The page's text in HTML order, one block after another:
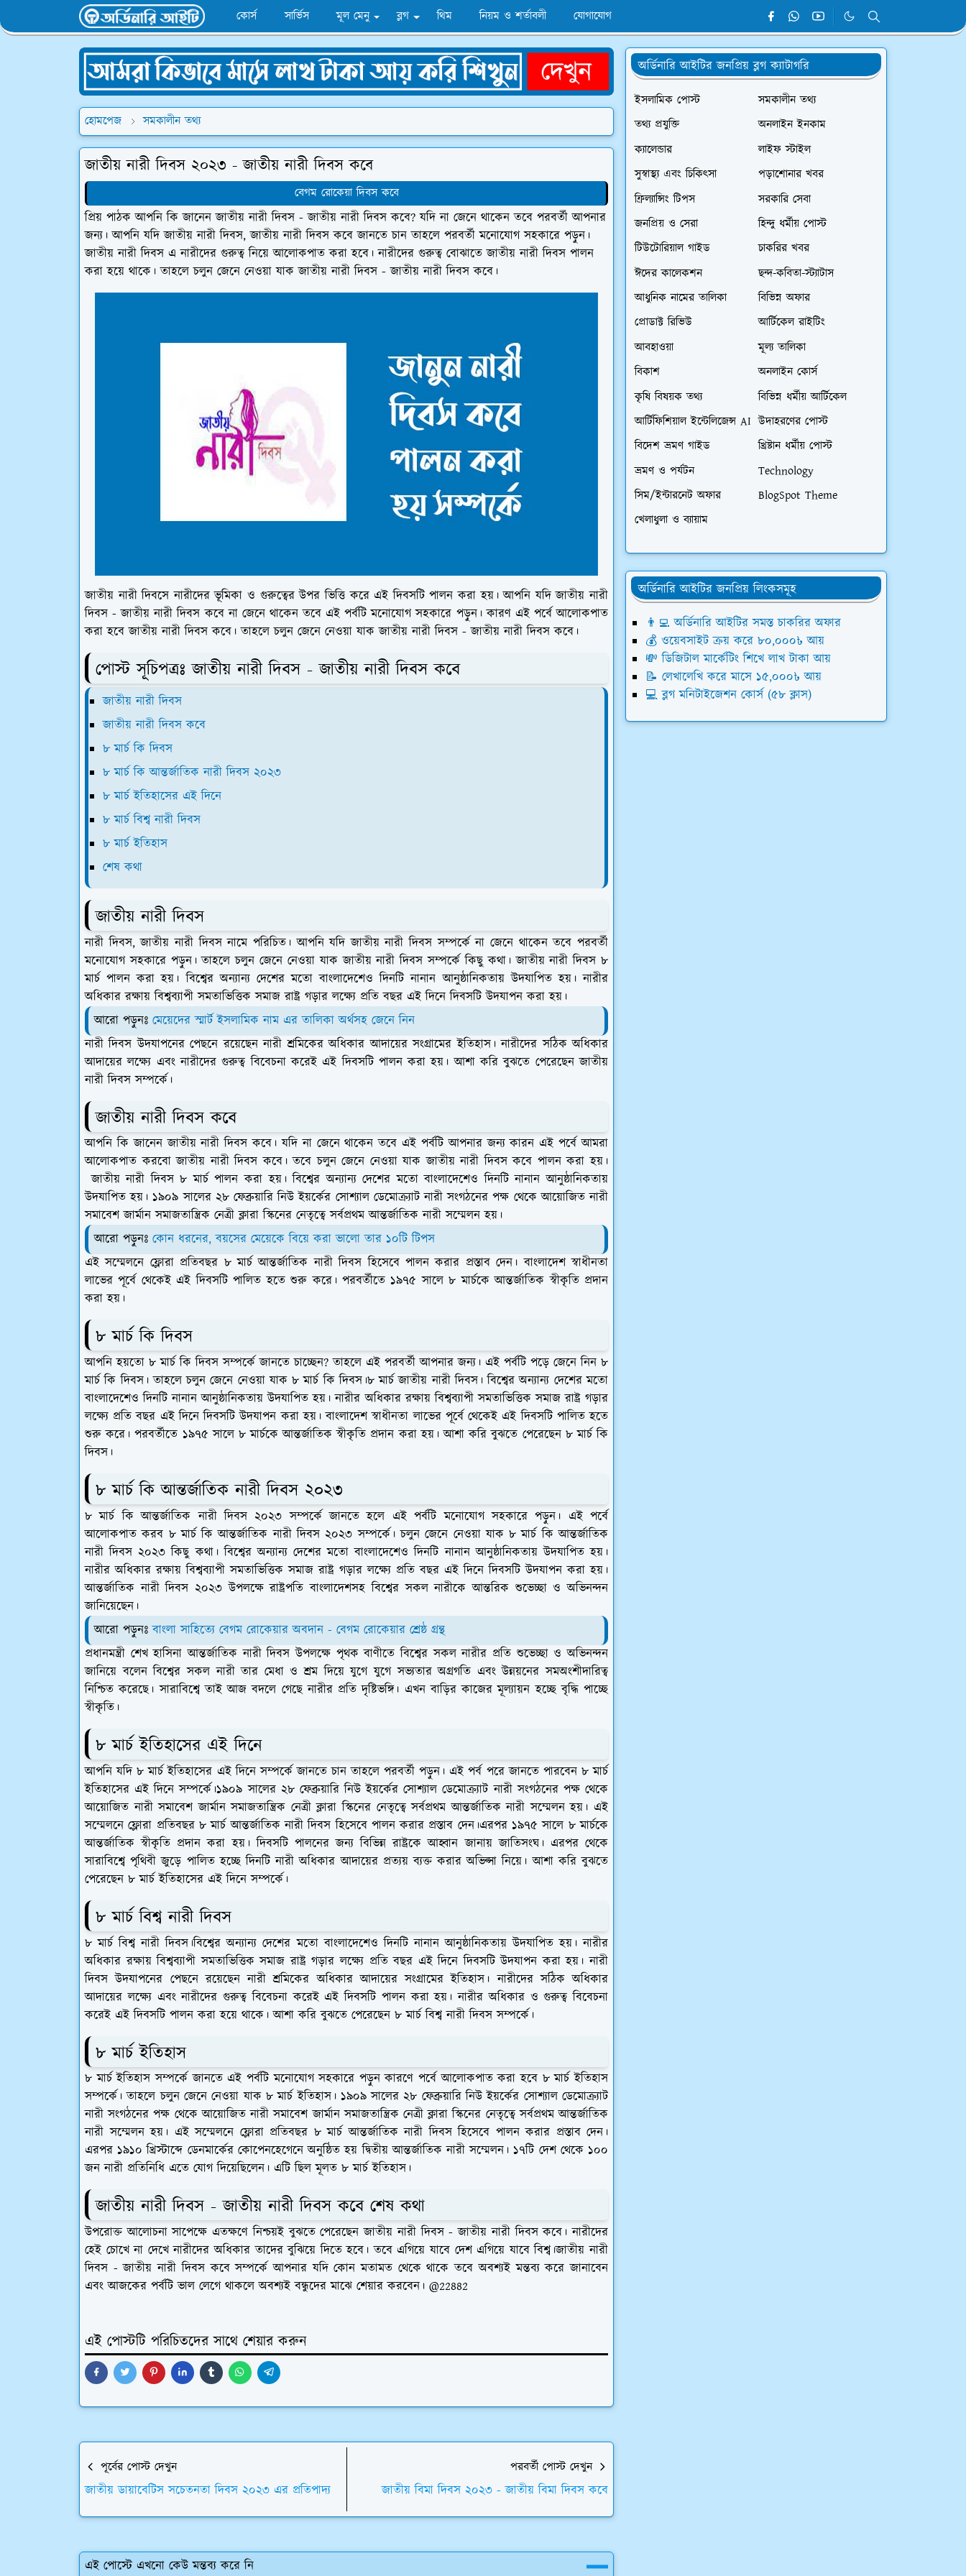
কোর্স সার্ভিস মূল মেনু ব্লগ থিম নিয়ম ও শর্তাবলী যোগাযোগ
হোমপেজ সমকালীন তথ্য
জাতীয় নারী দিবস ২০২৩ - জাতীয় নারী দিবস কবে
বেগম রোকেয়া দিবস কবে
প্রিয় পাঠক আপনি কি জানেন জাতীয় নারী দিবস - জাতীয় নারী দিবস কবে? যদি না জেনে থাকেন তবে পরবর্তী আপনার
জন্য। আপনি যদি জাতীয় নারী দিবস, জাতীয় নারী দিবস কবে জানতে চান তাহলে পরবর্তী মনোযোগ সহকারে পড়ুন।
জাতীয় নারী দিবস এ নারীদের গুরুত্ব নিয়ে আলোকপাত করা হবে। নারীদের গুরুত্ব বোঝাতে জাতীয় নারী দিবস পালন
করা হয়ে থাকে। তাহলে চলুন জেনে নেওয়া যাক জাতীয় নারী দিবস - জাতীয় নারী দিবস কবে।
জাতীয় নারী দিবসে নারীদের ভূমিকা ও গুরুত্বের উপর ভিত্তি করে এই দিবসটি পালন করা হয়। আপনি যদি জাতীয় নারী
দিবস - জাতীয় নারী দিবস কবে না জেনে থাকেন তবে এই পর্বটি মনোযোগ সহকারে পড়ুন। কারণ এই পর্বে আলোকপাত
করা হবে জাতীয় নারী দিবস কবে। তাহলে চলুন জেনে নেওয়া যাক জাতীয় নারী দিবস - জাতীয় নারী দিবস কবে।
পোস্ট সূচিপত্রঃ জাতীয় নারী দিবস - জাতীয় নারী দিবস কবে
জাতীয় নারী দিবস
জাতীয় নারী দিবস কবে
৮ মার্চ কি দিবস
৮ মার্চ কি আন্তর্জাতিক নারী দিবস ২০২৩
৮ মার্চ ইতিহাসের এই দিনে
৮ মার্চ বিশ্ব নারী দিবস
৮ মার্চ ইতিহাস
শেষ কথা
জাতীয় নারী দিবস
নারী দিবস, জাতীয় নারী দিবস নামে পরিচিত। আপনি যদি জাতীয় নারী দিবস সম্পর্কে না জেনে থাকেন তবে পরবর্তী
মনোযোগ সহকারে পড়ুন। তাহলে চলুন জেনে নেওয়া যাক জাতীয় নারী দিবস সম্পর্কে কিছু কথা। জাতীয় নারী দিবস ৮
মার্চ পালন করা হয়। বিশ্বের অন্যান্য দেশের মতো বাংলাদেশেও দিনটি নানান আনুষ্ঠানিকতায় উদযাপিত হয়। নারীর
অধিকার রক্ষায় বিশ্বব্যাপী সমতাভিত্তিক সমাজ রাষ্ট্র গড়ার লক্ষ্যে প্রতি বছর এই দিনে দিবসটি উদযাপন করা হয়।
আরো পড়ুনঃ মেয়েদের স্মার্ট ইসলামিক নাম এর তালিকা অর্থসহ জেনে নিন
নারী দিবস উদযাপনের পেছনে রয়েছেন নারী শ্রমিকের অধিকার আদায়ের সংগ্রামের ইতিহাস। নারীদের সঠিক অধিকার
আদায়ের লক্ষ্যে এবং নারীদের গুরুত্ব বিবেচনা করেই এই দিবসটি পালন করা হয়। আশা করি বুঝতে পেরেছেন জাতীয়
নারী দিবস সম্পর্কে।
জাতীয় নারী দিবস কবে
আপনি কি জানেন জাতীয় নারী দিবস কবে। যদি না জেনে থাকেন তবে এই পর্বটি আপনার জন্য কারন এই পর্বে আমরা
আলোকপাত করবো জাতীয় নারী দিবস কবে। তবে চলুন জেনে নেওয়া যাক জাতীয় নারী দিবস কবে পালন করা হয়।
জাতীয় নারী দিবস ৮ মার্চ পালন করা হয়। বিশ্বের অন্যান্য দেশের মতো বাংলাদেশেও দিনটি নানান আনুষ্ঠানিকতায়
উদযাপিত হয়। ১৯০৯ সালের ২৮ ফেব্রুয়ারি নিউ ইয়র্কের সোশ্যাল ডেমোক্র্যাট নারী সংগঠনের পক্ষ থেকে আয়োজিত নারী
সমাবেশ জার্মান সমাজতান্ত্রিক নেত্রী ক্লারা স্কিনের নেতৃত্বে সর্বপ্রথম আন্তর্জাতিক নারী সম্মেলন হয়।
আরো পড়ুনঃ কোন ধরনের, বয়সের মেয়েকে বিয়ে করা ভালো তার ১০টি টিপস
এই সম্মেলনে ফ্লোরা প্রতিবছর ৮ মার্চ আন্তর্জাতিক নারী দিবস হিসেবে পালন করার প্রস্তাব দেন। বাংলাদেশ স্বাধীনতা
লাভের পূর্বে থেকেই এই দিবসটি পালিত হতে শুরু করে। পরবর্তীতে ১৯৭৫ সালে ৮ মার্চকে আন্তর্জাতিক স্বীকৃতি প্রদান
করা হয়।
৮ মার্চ কি দিবস
আপনি হয়তো ৮ মার্চ কি দিবস সম্পর্কে জানতে চাচ্ছেন? তাহলে এই পরবর্তী আপনার জন্য। এই পর্বটি পড়ে জেনে নিন ৮
মার্চ কি দিবস। তাহলে চলুন জেনে নেওয়া যাক ৮ মার্চ কি দিবস।৮ মার্চ জাতীয় নারী দিবস। বিশ্বের অন্যান্য দেশের মতো
বাংলাদেশেও দিনটি নানান আনুষ্ঠানিকতায় উদযাপিত হয়। নারীর অধিকার রক্ষায় বিশ্বব্যাপী সমতাভিত্তিক সমাজ রাষ্ট্র গড়ার
লক্ষ্যে প্রতি বছর এই দিনে দিবসটি উদযাপন করা হয়। বাংলাদেশ স্বাধীনতা লাভের পূর্বে থেকেই এই দিবসটি পালিত হতে
শুরু করে। পরবর্তীতে ১৯৭৫ সালে ৮ মার্চকে আন্তর্জাতিক স্বীকৃতি প্রদান করা হয়। আশা করি বুঝতে পেরেছেন ৮ মার্চ কি
দিবস।
৮ মার্চ কি আন্তর্জাতিক নারী দিবস ২০২৩
৮ মার্চ কি আন্তর্জাতিক নারী দিবস ২০২৩ সম্পর্কে জানতে হলে এই পর্বটি মনোযোগ সহকারে পড়ুন। এই পর্বে
আলোকপাত করব ৮ মার্চ কি আন্তর্জাতিক নারী দিবস ২০২৩ সম্পর্কে। চলুন জেনে নেওয়া যাক ৮ মার্চ কি আন্তর্জাতিক
নারী দিবস ২০২৩ কিছু কথা। বিশ্বের অন্যান্য দেশের মতো বাংলাদেশেও দিনটি নানান আনুষ্ঠানিকতায় উদযাপিত হয়।
নারীর অধিকার রক্ষায় বিশ্বব্যাপী সমতাভিত্তিক সমাজ রাষ্ট্র গড়ার লক্ষ্যে প্রতি বছর এই দিনে দিবসটি উদযাপন করা হয়।
আন্তর্জাতিক নারী দিবস ২০২৩ উপলক্ষে রাষ্ট্রপতি বাংলাদেশসহ বিশ্বের সকল নারীকে আন্তরিক শুভেচ্ছা ও অভিনন্দন
জানিয়েছেন।
আরো পড়ুনঃবাংলা সাহিত্যে বেগম রোকেয়ার অবদান - বেগম রোকেয়ার শ্রেষ্ঠ গ্রন্থ
প্রধানমন্ত্রী শেখ হাসিনা আন্তর্জাতিক নারী দিবস উপলক্ষে পৃথক বাণীতে বিশ্বের সকল নারীর প্রতি শুভেচ্ছা ও অভিনন্দন
জানিয়ে বলেন বিশ্বের সকল নারী তার মেধা ও শ্রম দিয়ে যুগে যুগে সভ্যতার অগ্রগতি এবং উন্নয়নের সমঅংশীদারিত্ব
নিশ্চিত করেছে। সারাবিশ্বে তাই আজ বদলে গেছে নারীর প্রতি দৃষ্টিভঙ্গি। এখন বাড়ির কাজের মূল্যায়ন হচ্ছে বৃদ্ধি পাচ্ছে
স্বীকৃতি।
৮ মার্চ ইতিহাসের এই দিনে
আপনি যদি ৮ মার্চ ইতিহাসের এই দিনে সম্পর্কে জানতে চান তাহলে পরবর্তী পড়ুন। এই পর্ব পরে জানতে পারবেন ৮ মার্চ
ইতিহাসের এই দিনে সম্পর্কে।১৯০৯ সালের ২৮ ফেব্রুয়ারি নিউ ইয়র্কের সোশ্যাল ডেমোক্র্যাট নারী সংগঠনের পক্ষ থেকে
আয়োজিত নারী সমাবেশ জার্মান সমাজতান্ত্রিক নেত্রী ক্লারা স্কিনের নেতৃত্বে সর্বপ্রথম আন্তর্জাতিক নারী সম্মেলন হয়। এই
সম্মেলনে ফ্লোরা প্রতিবছর ৮ মার্চ আন্তর্জাতিক নারী দিবস হিসেবে পালন করার প্রস্তাব দেন।এরপর ১৯৭৫ সালে ৮ মার্চকে
আন্তর্জাতিক স্বীকৃতি প্রদান করা হয়। দিবসটি পালনের জন্য বিভিন্ন রাষ্ট্রকে আহ্বান জানায় জাতিসংঘ। এরপর থেকে
সারাবিশ্বে পৃথিবী জুড়ে পালিত হচ্ছে দিনটি নারী অধিকার আদায়ের প্রত্যয় ব্যক্ত করার অভিপ্সা নিয়ে। আশা করি বুঝতে
পেরেছেন ৮ মার্চ ইতিহাসের এই দিনে সম্পর্কে।
৮ মার্চ বিশ্ব নারী দিবস
৮ মার্চ বিশ্ব নারী দিবস।বিশ্বের অন্যান্য দেশের মতো বাংলাদেশেও দিনটি নানান আনুষ্ঠানিকতায় উদযাপিত হয়। নারীর
অধিকার রক্ষায় বিশ্বব্যাপী সমতাভিত্তিক সমাজ রাষ্ট্র গড়ার লক্ষ্যে প্রতি বছর এই দিনে দিবসটি উদযাপন করা হয়। নারী
দিবস উদযাপনের পেছনে রয়েছেন নারী শ্রমিকের অধিকার আদায়ের সংগ্রামের ইতিহাস। নারীদের সঠিক অধিকার
আদায়ের লক্ষ্যে এবং নারীদের গুরুত্ব বিবেচনা করেই এই দিবসটি পালন করা হয়। নারীর অধিকার ও গুরুত্ব বিবেচনা
করেই এই দিবসটি পালন করা হয়ে থাকে। আশা করি বুঝতে পেরেছেন ৮ মার্চ বিশ্ব নারী দিবস সম্পর্কে।
৮ মার্চ ইতিহাস
৮ মার্চ ইতিহাস সম্পর্কে জানতে এই পর্বটি মনোযোগ সহকারে পড়ুন কারণে পর্বে আলোকপাত করা হবে ৮ মার্চ ইতিহাস
সম্পর্কে। তাহলে চলুন জেনে নেওয়া যাক ৮ মার্চ ইতিহাস। ১৯০৯ সালের ২৮ ফেব্রুয়ারি নিউ ইয়র্কের সোশ্যাল ডেমোক্র্যাট
নারী সংগঠনের পক্ষ থেকে আয়োজিত নারী সমাবেশ জার্মান সমাজতান্ত্রিক নেত্রী ক্লারা স্কিনের নেতৃত্বে সর্বপ্রথম আন্তর্জাতিক
নারী সম্মেলন হয়। এই সম্মেলনে ফ্লোরা প্রতিবছর ৮ মার্চ আন্তর্জাতিক নারী দিবস হিসেবে পালন করার প্রস্তাব দেন।
এরপর ১৯১০ খ্রিস্টাব্দে ডেনমার্কের কোপেনহেগেনে অনুষ্ঠিত হয় দ্বিতীয় আন্তর্জাতিক নারী সম্মেলন। ১৭টি দেশ থেকে ১০০
জন নারী প্রতিনিধি এতে যোগ দিয়েছিলেন। এটি ছিল মূলত ৮ মার্চ ইতিহাস।
জাতীয় নারী দিবস - জাতীয় নারী দিবস কবে শেষ কথা
উপরোক্ত আলোচনা সাপেক্ষে এতক্ষণে নিশ্চয়ই বুঝতে পেরেছেন জাতীয় নারী দিবস - জাতীয় নারী দিবস কবে। নারীদের
হেই চোখে না দেখে নারীদের অধিকার তাদের বুঝিয়ে দিতে হবে। তবে এগিয়ে যাবে দেশ এগিয়ে যাবে বিশ্ব।জাতীয় নারী
দিবস - জাতীয় নারী দিবস কবে সম্পর্কে আপনার যদি কোন মতামত থেকে থাকে তবে অবশ্যই মন্তব্য করে জানাবেন
এবং আজকের পর্বটি ভাল লেগে থাকলে অবশ্যই বন্ধুদের মাঝে শেয়ার করবেন। @22882
এই পোস্টটি পরিচিতদের সাথে শেয়ার করুন
পূর্বের পোস্ট দেখুন
জাতীয় ডায়াবেটিস সচেতনতা দিবস ২০২৩ এর প্রতিপাদ্য
পরবর্তী পোস্ট দেখুন
জাতীয় বিমা দিবস ২০২৩ - জাতীয় বিমা দিবস কবে
এই পোস্টে এখনো কেউ মন্তব্য করে নি
অর্ডিনারি আইটির জনপ্রিয় ব্লগ ক্যাটাগরি
ইসলামিক পোস্ট
সমকালীন তথ্য
তথ্য প্রযুক্তি
অনলাইন ইনকাম
ক্যালেন্ডার
লাইফ স্টাইল
সুস্বাস্থ্য এবং চিকিৎসা
পড়াশোনার খবর
ফ্রিল্যান্সিং টিপস
সরকারি সেবা
জনপ্রিয় ও সেরা
হিন্দু ধর্মীয় পোস্ট
টিউটোরিয়াল গাইড
চাকরির খবর
ঈদের কালেকশন
ছন্দ-কবিতা-স্ট্যাটাস
আধুনিক নামের তালিকা
বিভিন্ন অফার
প্রোডাক্ট রিভিউ
আর্টিকেল রাইটিং
আবহাওয়া
মূল্য তালিকা
বিকাশ
অনলাইন কোর্স
কৃষি বিষয়ক তথ্য
বিভিন্ন ধর্মীয় আর্টিকেল
আর্টিফিশিয়াল ইন্টেলিজেন্স AI উদাহরণের পোস্ট
বিদেশ ভ্রমণ গাইড
খ্রিষ্টান ধর্মীয় পোস্ট
ভ্রমণ ও পর্যটন
Technology
সিম/ইন্টারনেট অফার
BlogSpot Theme
খেলাধুলা ও ব্যায়াম
অর্ডিনারি আইটির জনপ্রিয় লিংকসমূহ
👨‍💻 অর্ডিনারি আইটির সমস্ত চাকরির অফার
💰 ওয়েবসাইট ক্রয় করে ৮০,০০০৳ আয়
💸 ডিজিটাল মার্কেটিং শিখে লাখ টাকা আয়
📝 লেখালেখি করে মাসে ১৫,০০০৳ আয়
💻 ব্লগ মনিটাইজেশন কোর্স (৫৮ ক্লাস)